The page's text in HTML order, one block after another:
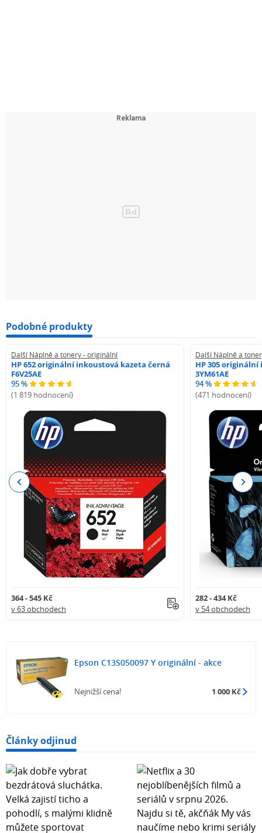
Podobné produkty
Další Náplně a tonery - originální
HP 652 originální inkoustová kazeta černá
F6V25AE
95 %
(1 819 hodnocení)
364 - 545 Kč
v 63 obchodech
Další Náplně a
HP 305
3YM61AE
94 %
(471 hodnocení)
282 - 434 Kč
v 54 obchodech
Previous Next
Epson C13S050097 Y originální - akce
Nejnižší cena! 1 000 Kč
Články odjinud